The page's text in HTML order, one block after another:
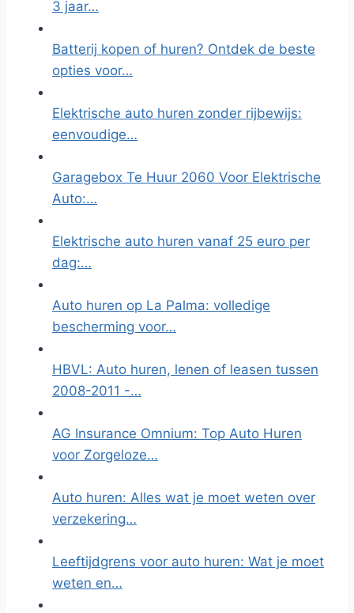
3 jaar…
Batterij kopen of huren? Ontdek de beste
opties voor…
Elektrische auto huren zonder rijbewijs:
eenvoudige…
Garagebox Te Huur 2060 Voor Elektrische
Auto:…
Elektrische auto huren vanaf 25 euro per
dag:…
Auto huren op La Palma: volledige
bescherming voor…
HBVL: Auto huren, lenen of leasen tussen
2008-2011 -…
AG Insurance Omnium: Top Auto Huren
voor Zorgeloze…
Auto huren: Alles wat je moet weten over
verzekering…
Leeftijdgrens voor auto huren: Wat je moet
weten en…